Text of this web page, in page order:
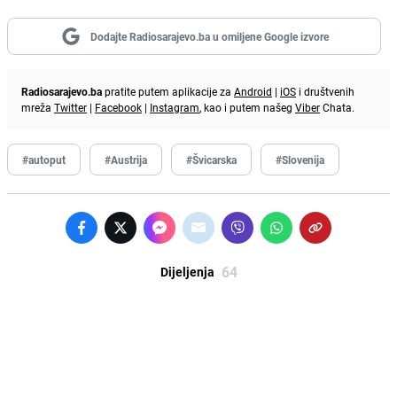
Dodajte Radiosarajevo.ba u omiljene Google izvore
Radiosarajevo.bapratite putem aplikacije za Android | iOS i društvenih
mreža Twitter | Facebook | Instagram, kao i putem našeg ViberChata.
#autoput #Austrija #Švicarska #Slovenija
Dijeljenja 64